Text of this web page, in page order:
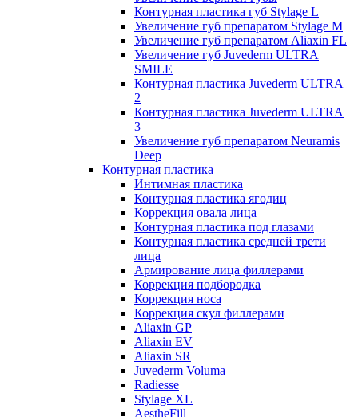
Контурная пластика губ Stylage L
Увеличение губ препаратом Stylage M
Увеличение губ препаратом Aliaxin FL
Увеличение губ Juvederm ULTRA
SMILE
Контурная пластика Juvederm ULTRA
2
Контурная пластика Juvederm ULTRA
3
Увеличение губ препаратом Neuramis
Deep
Контурная пластика
Интимная пластика
Контурная пластика ягодиц
Коррекция овала лица
Контурная пластика под глазами
Контурная пластика средней трети
лица
Армирование лица филлерами
Коррекция подбородка
Коррекция носа
Коррекция скул филлерами
Aliaxin GP
Aliaxin EV
Aliaxin SR
Juvederm Voluma
Radiesse
Stylage XL
AestheFill